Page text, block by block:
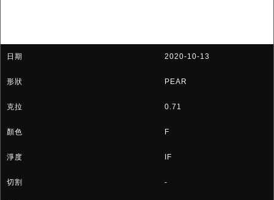
2020-10-13
PEAR
0.71
F
IF
-